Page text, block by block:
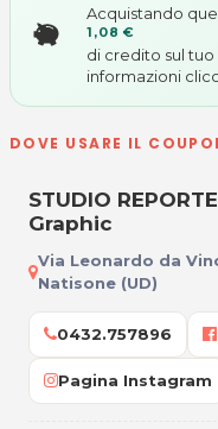
Acquistando
1,08 €
di credito sul
informazioni
DOVE USARE IL
STUDIO
Graphic
Via Leonardo da
Natisone (UD)
0432.757896
Pagina Instagram